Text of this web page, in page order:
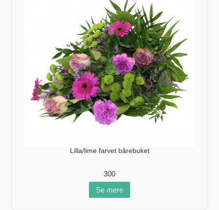
Lilla/lime farvet bårebuket
300
Se mere